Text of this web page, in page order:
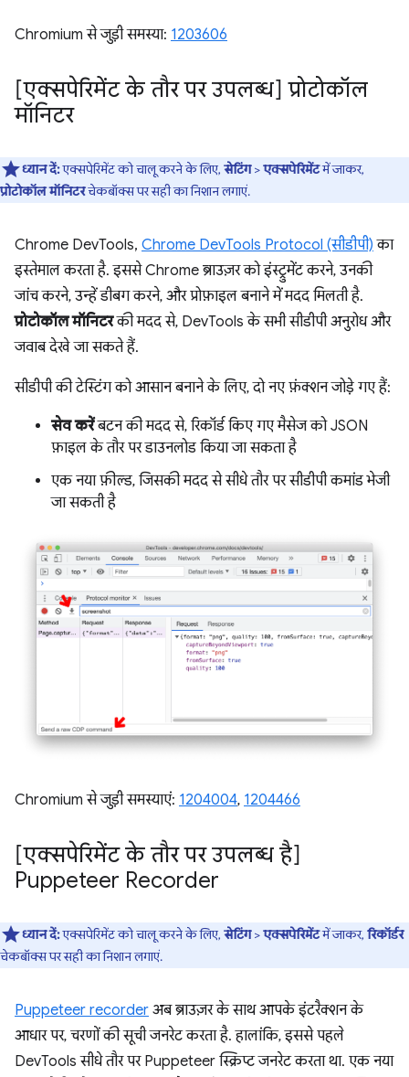
Chromium से जुड़ी समस्या: 1203606
[एक्सपेरिमेंट के तौर पर उपलब्ध] प्रोटोकॉल
मॉनिटर
ध्यान दें:एक्सपेरिमेंट को चालू करने के लिए, सेटिंग>एक्सपेरिमेंटमें जाकर,
प्रोटोकॉल मॉनिटरचेकबॉक्स पर सही का निशान लगाएं.
Chrome DevTools, Chrome DevTools Protocol (सीडीपी) का
इस्तेमाल करता है. इससे Chrome ब्राउज़र को इंस्ट्रुमेंट करने, उनकी
जांच करने, उन्हें डीबग करने, और प्रोफ़ाइल बनाने में मदद मिलती है.
प्रोटोकॉल मॉनिटरकी मदद से, DevTools के सभी सीडीपी अनुरोध और
जवाब देखे जा सकते हैं.
सीडीपी की टेस्टिंग को आसान बनाने के लिए, दो नए फ़ंक्शन जोड़े गए हैं:
सेव करेंबटन की मदद से, रिकॉर्ड किए गए मैसेज को JSON
फ़ाइल के तौर पर डाउनलोड किया जा सकता है
एक नया फ़ील्ड, जिसकी मदद से सीधे तौर पर सीडीपी कमांड भेजी
जा सकती है
Chromium से जुड़ी समस्याएं: 1204004, 1204466
[एक्सपेरिमेंट के तौर पर उपलब्ध है]
Puppeteer Recorder
ध्यान दें:एक्सपेरिमेंट को चालू करने के लिए, सेटिंग>एक्सपेरिमेंटमें जाकर, रिकॉर्डर
चेकबॉक्स पर सही का निशान लगाएं.
Puppeteer recorder अब ब्राउज़र के साथ आपके इंटरैक्शन के
आधार पर, चरणों की सूची जनरेट करता है. हालांकि, इससे पहले
DevTools सीधे तौर पर Puppeteer स्क्रिप्ट जनरेट करता था. एक नया